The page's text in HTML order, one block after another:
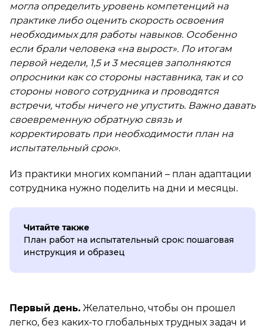
могла определить уровень компетенций на
практике либо оценить скорость освоения
необходимых для работы навыков. Особенно
если брали человека «на вырост». По итогам
первой недели, 1,5 и 3 месяцев заполняются
опросники как со стороны наставника, так и со
стороны нового сотрудника и проводятся
встречи, чтобы ничего не упустить. Важно давать
своевременную обратную связь и
корректировать при необходимости план на
испытательный срок».
Из практики многих компаний – план адаптации
сотрудника нужно поделить на дни и месяцы.
Читайте также
План работ на испытательный срок: пошаговая
инструкция и образец
Первый день. Желательно, чтобы он прошел
легко, без каких-то глобальных трудных задач и